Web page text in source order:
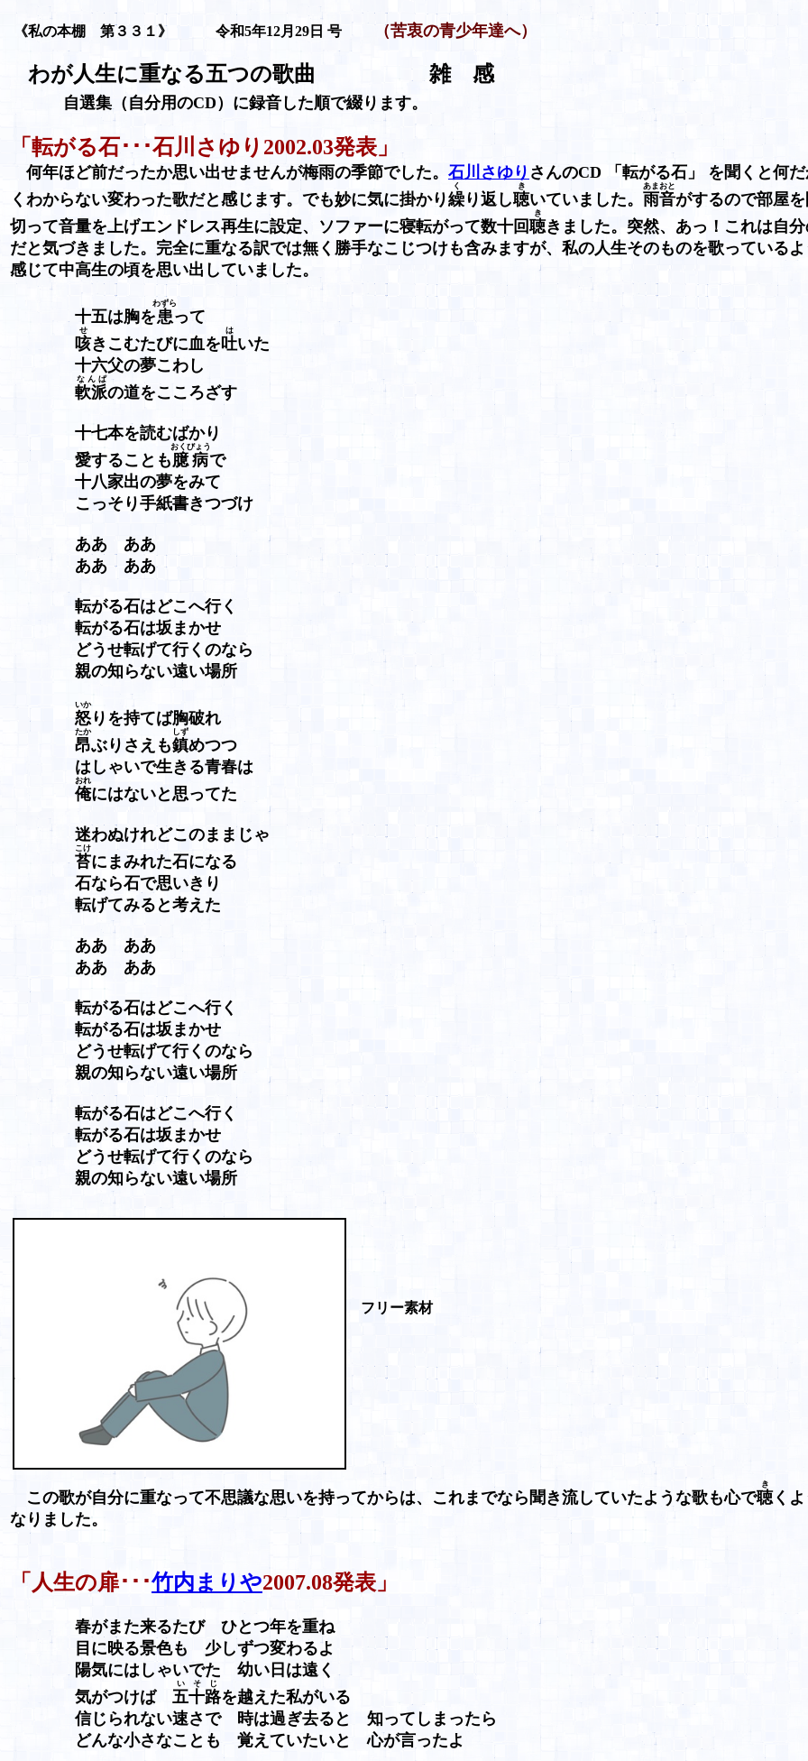
《私の本棚 第３３１》 令和5年12月29日 号 （苦衷の青少年達へ）
わが人生に重なる五つの歌曲 雑 感
自選集（自分用のCD）に録音した順で綴ります。
「転がる石･･･石川さゆり2002.03発表」
何年ほど前だったか思い出せませんが梅雨の季節でした。 石川さゆり さんのCD 「転がる石」 を聞くと何
くわからない変わった歌だと感じます。でも妙に気に掛かり繰
く
り返し聴
き
いていました。 雨音
あまおと
がするので部屋
切って音量を上げエンドレス再生に設定、ソファーに寝転がって数十回聴
き
きました。突然、あっ！これは自
だと気づきました。完全に重なる訳では無く勝手なこじつけも含みますが、私の人生そのものを歌っている
感じて中高生の頃を思い出していました。
十五は胸を患
わずら
って
咳
せ
きこむたびに血を吐
は
いた
十六父の夢こわし
軟派
なんぱ
の道をこころざす
十七本を読むばかり
愛することも臆病
おくびょう
で
十八家出の夢をみて
こっそり手紙書きつづけ
ああ ああ
ああ ああ
転がる石はどこへ行く
転がる石は坂まかせ
どうせ転げて行くのなら
親の知らない遠い場所
怒
いか
りを持てば胸破れ
昂
たか
ぶりさえも鎮
しず
めつつ
はしゃいで生きる青春は
俺
おれ
にはないと思ってた
迷わぬけれどこのままじゃ
苔
こけ
にまみれた石になる
石なら石で思いきり
転げてみると考えた
ああ ああ
ああ ああ
転がる石はどこへ行く
転がる石は坂まかせ
どうせ転げて行くのなら
親の知らない遠い場所
転がる石はどこへ行く
転がる石は坂まかせ
どうせ転げて行くのなら
親の知らない遠い場所
フリー素材
この歌が自分に重なって不思議な思いを持ってからは、これまでなら聞き流していたような歌も心で聴
き
く
なりました。
「人生の扉･･･竹内まりや2007.08発表」
春がまた来るたび ひとつ年を重ね
目に映る景色も 少しずつ変わるよ
陽気にはしゃいでた 幼い日は遠く
気がつけば 五十路
いそじ
を越えた私がいる
信じられない速さで 時は過ぎ去ると 知ってしまったら
どんな小さなことも 覚えていたいと 心が言ったよ